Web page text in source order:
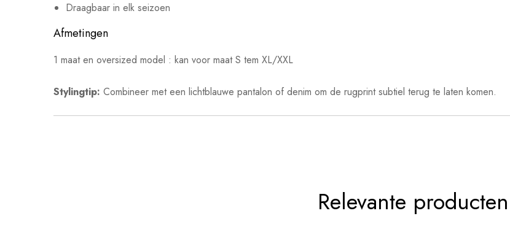
Draagbaar in elk seizoen
Afmetingen
1 maat en oversized model : kan voor maat S tem XL/XXL
Stylingtip: Combineer met een lichtblauwe pantalon of denim om de rugprint subtiel terug te laten komen.
Relevante producten